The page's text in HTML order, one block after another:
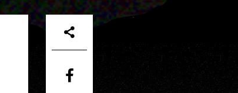
Share